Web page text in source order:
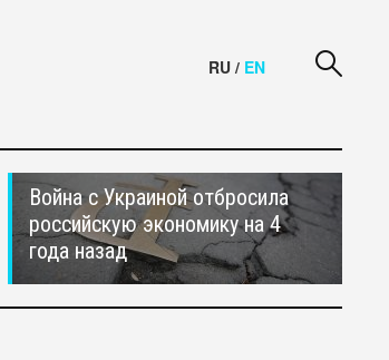
RU / EN
Война с Украиной отбросила
российскую экономику на 4
года назад